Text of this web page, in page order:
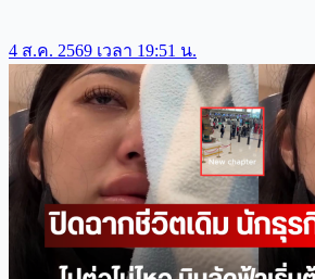
4 ส.ค. 2569 เวลา 19:51 น.